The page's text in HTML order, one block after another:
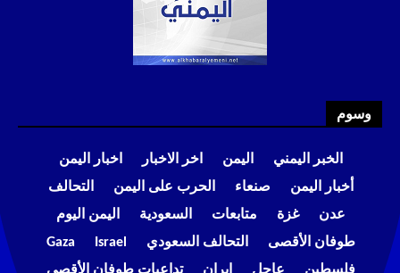
وسوم
الخبر اليمني اليمن اخر الاخبار
اخبار اليمن
أخبار اليمن
صنعاء الحرب على اليمن
التحالف
عدن
غزة متابعات السعودية
اليمن اليوم
طوفان الأقصى
التحالف السعودي Israel
Gaza